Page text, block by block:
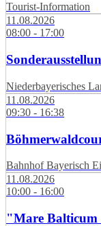
Tourist-Information
11.08.2026
08:00 - 17:00
Niederbayerisches
11.08.2026
09:30 - 16:38
Bahnhof Bayerisch
11.08.2026
10:00 - 16:00
"Mare Balticum